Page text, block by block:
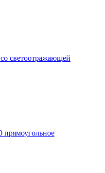
светоотражающей
прямоугольное